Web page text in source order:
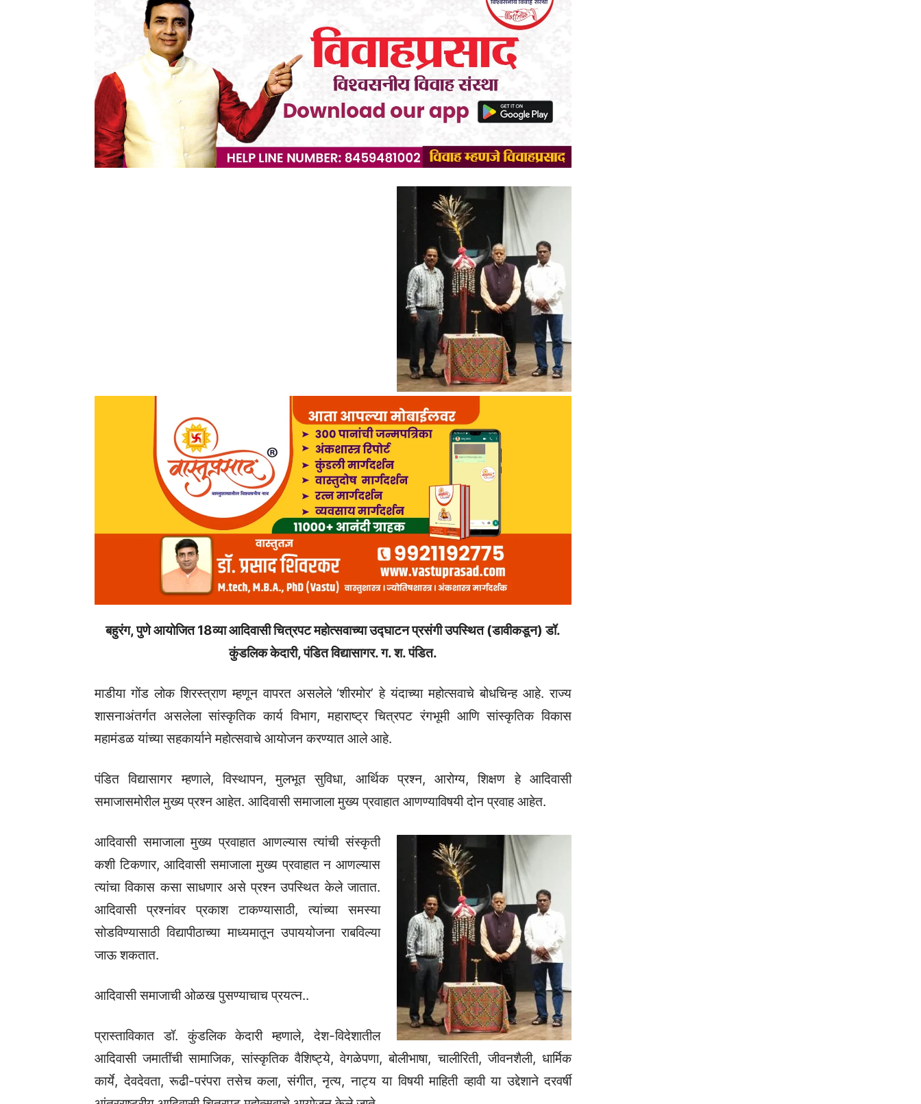
बहुरंग, पुणे आयोजित 18व्या आदिवासी चित्रपट महोत्सवाच्या उद्घाटन प्रसंगी उपस्थित (डावीकडून) डॉ.
कुंडलिक केदारी, पंडित विद्यासागर. ग. श. पंडित.
माडीया गोंड लोक शिरस्त्राण म्हणून वापरत असलेले ‌‘शीरमोर‌’ हे यंदाच्या महोत्सवाचे बोधचिन्ह आहे. राज्य
शासनाअंतर्गत असलेला सांस्कृतिक कार्य विभाग, महाराष्ट्र चित्रपट रंगभूमी आणि सांस्कृतिक विकास
महामंडळ यांच्या सहकार्याने महोत्सवाचे आयोजन करण्यात आले आहे.
पंडित विद्यासागर म्हणाले, विस्थापन, मुलभूत सुविधा, आर्थिक प्रश्न, आरोग्य, शिक्षण हे आदिवासी
समाजासमोरील मुख्य प्रश्न आहेत. आदिवासी समाजाला मुख्य प्रवाहात आणण्याविषयी दोन प्रवाह आहेत.
आदिवासी समाजाला मुख्य प्रवाहात आणल्यास त्यांची संस्कृती
कशी टिकणार, आदिवासी समाजाला मुख्य प्रवाहात न आणल्यास
त्यांचा विकास कसा साधणार असे प्रश्न उपस्थित केले जातात.
आदिवासी प्रश्नांवर प्रकाश टाकण्यासाठी, त्यांच्या समस्या
सोडविण्यासाठी विद्यापीठाच्या माध्यमातून उपाययोजना राबविल्या
जाऊ शकतात.
आदिवासी समाजाची ओळख पुसण्याचाच प्रयत्न..
प्रास्ताविकात डॉ. कुंडलिक केदारी म्हणाले, देश-विदेशातील
आदिवासी जमातींची सामाजिक, सांस्कृतिक वैशिष्ट्ये, वेगळेपणा, बोलीभाषा, चालीरिती, जीवनशैली, धार्मिक
कार्ये, देवदेवता, रूढी-परंपरा तसेच कला, संगीत, नृत्य, नाट्य या विषयी माहिती व्हावी या उद्देशाने दरवर्षी